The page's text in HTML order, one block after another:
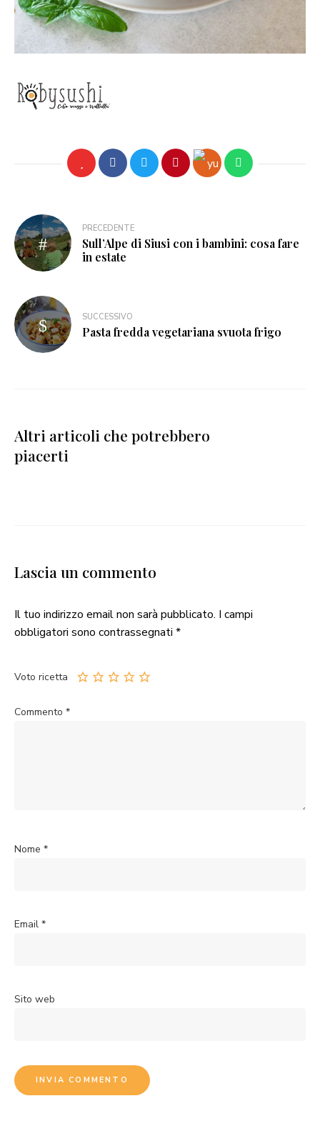
PRECEDENTE
Sull’Alpe di Siusi con i bambini: cosa fare
in estate
SUCCESSIVO
Pasta fredda vegetariana svuota frigo
Altri articoli che potrebbero
piacerti
Lascia un commento
Il tuo indirizzo email non sarà pubblicato. I campi
obbligatori sono contrassegnati *
Voto ricetta
Commento *
Nome *
Email *
Sito web